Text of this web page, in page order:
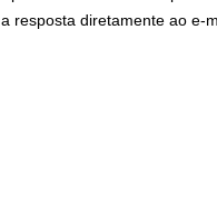
a resposta diretamente ao e-